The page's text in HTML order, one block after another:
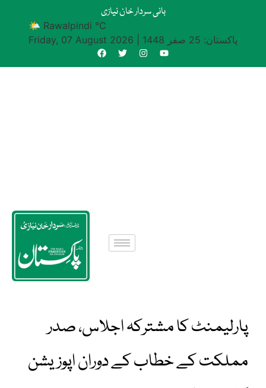
بانی سردار خان نیازی
🌤 Rawalpindi °C
Friday, 07 August 2026
پاکستان: 25 صفر 1448
پارلیمنٹ کا مشترکہ اجلاس، صدر
مملکت کے خطاب کے دوران اپوزیشن